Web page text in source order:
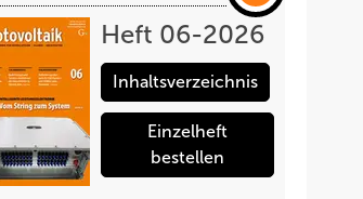
Heft 06-2026
Inhaltsverzeichnis
Einzelheft
bestellen